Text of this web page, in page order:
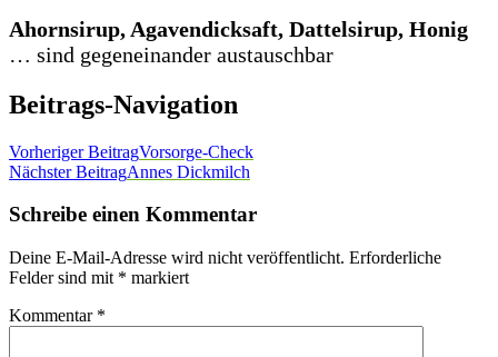
Ahornsirup, Agavendicksaft, Dattelsirup, Honig
… sind gegeneinander austauschbar
Beitrags-Navigation
Vorheriger BeitragVorsorge-Check
Nächster BeitragAnnes Dickmilch
Schreibe einen Kommentar
Deine E-Mail-Adresse wird nicht veröffentlicht. Erforderliche
Felder sind mit * markiert
Kommentar *